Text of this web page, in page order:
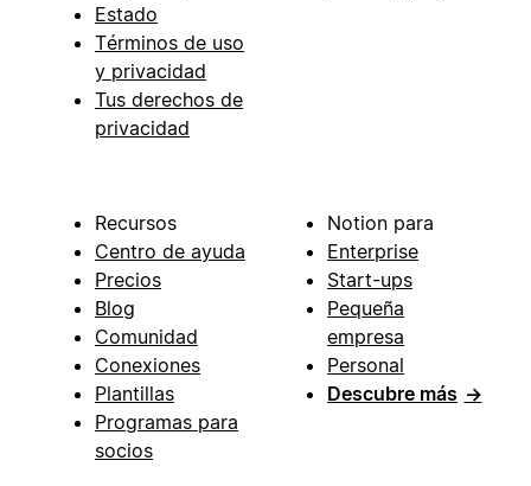
Estado
Términos de uso
y privacidad
Tus derechos de
privacidad
Recursos
Centro de ayuda
Precios
Blog
Comunidad
Conexiones
Plantillas
Programas para
socios
Notion para
Enterprise
Start-ups
Pequeña
empresa
Personal
Descubre más →